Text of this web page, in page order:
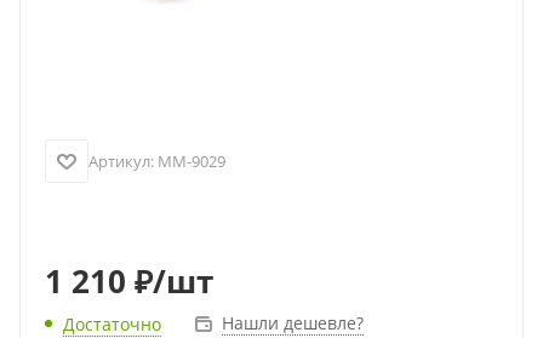
Артикул: MM-9029
1 210 ₽/шт
Достаточно Нашли дешевле?